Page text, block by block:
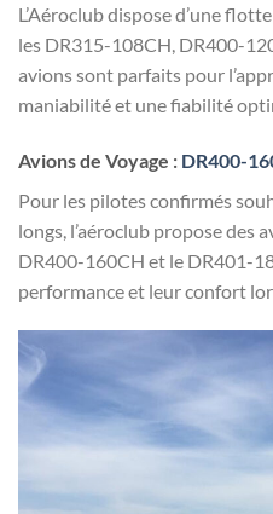
L’Aéroclub dispose d’une
les DR315-108CH, DR400-
avions sont parfaits pour
maniabilité et une fiabilité
Avions de Voyage : DR400-
Pour les pilotes confirmés
longs, l’aéroclub propose des
DR400-160CH et le DR401-
performance et leur confort